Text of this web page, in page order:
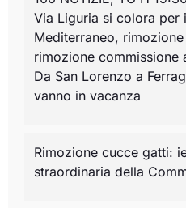
Via Liguria si colora per
Mediterraneo,
rimozione commissione
Da San Lorenzo a
vanno in vacanza
Rimozione cucce gatti:
straordinaria della